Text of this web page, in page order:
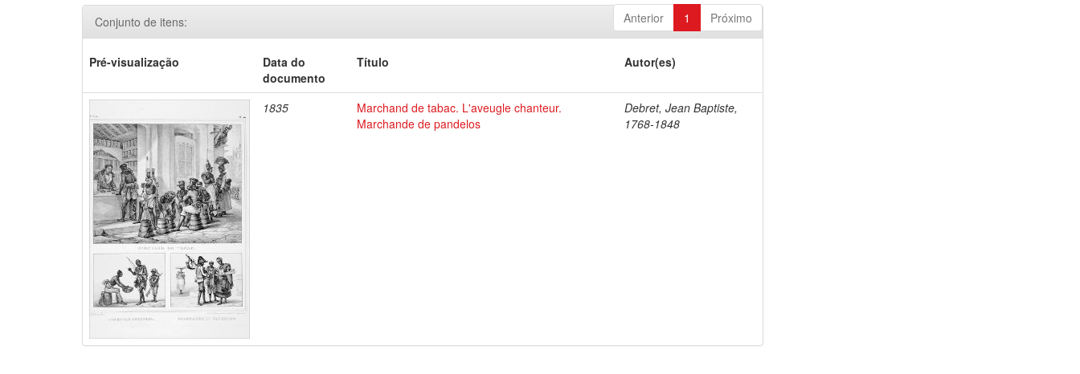
Anterior 1 Próximo
Conjunto de itens:
Pré-visualização
Data do
documento
Título Autor(es)
1835
Marchand de tabac. L'aveugle chanteur.
Marchande de pandelos
Debret, Jean Baptiste,
1768-1848